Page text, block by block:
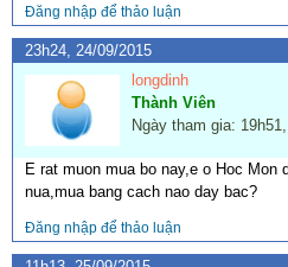
Đăng nhập để thảo luận
23h24, 24/09/2015
longdinh
Thành Viên
Ngày tham gia:
E rat muon mua bo nay,e o Hoc Mon
nua,mua bang cach nao day bac?
Đăng nhập để thảo luận